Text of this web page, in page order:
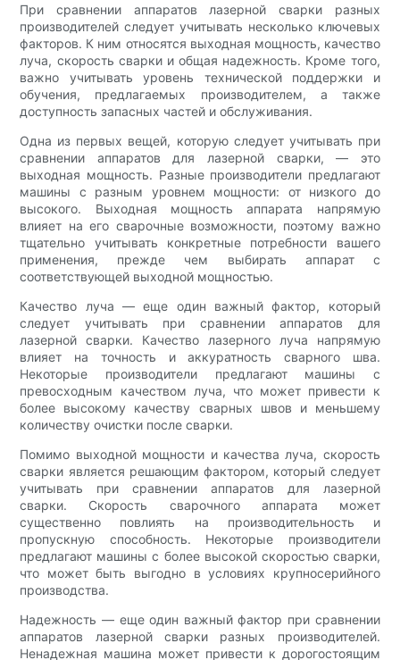
При сравнении аппаратов лазерной сварки разных
производителей следует учитывать несколько ключевых
факторов. К ним относятся выходная мощность, качество
луча, скорость сварки и общая надежность. Кроме того,
важно учитывать уровень технической поддержки и
обучения, предлагаемых производителем, а также
доступность запасных частей и обслуживания.
Одна из первых вещей, которую следует учитывать при
сравнении аппаратов для лазерной сварки, — это
выходная мощность. Разные производители предлагают
машины с разным уровнем мощности: от низкого до
высокого. Выходная мощность аппарата напрямую
влияет на его сварочные возможности, поэтому важно
тщательно учитывать конкретные потребности вашего
применения, прежде чем выбирать аппарат с
соответствующей выходной мощностью.
Качество луча — еще один важный фактор, который
следует учитывать при сравнении аппаратов для
лазерной сварки. Качество лазерного луча напрямую
влияет на точность и аккуратность сварного шва.
Некоторые производители предлагают машины с
превосходным качеством луча, что может привести к
более высокому качеству сварных швов и меньшему
количеству очистки после сварки.
Помимо выходной мощности и качества луча, скорость
сварки является решающим фактором, который следует
учитывать при сравнении аппаратов для лазерной
сварки. Скорость сварочного аппарата может
существенно повлиять на производительность и
пропускную способность. Некоторые производители
предлагают машины с более высокой скоростью сварки,
что может быть выгодно в условиях крупносерийного
производства.
Надежность — еще один важный фактор при сравнении
аппаратов лазерной сварки разных производителей.
Ненадежная машина может привести к дорогостоящим